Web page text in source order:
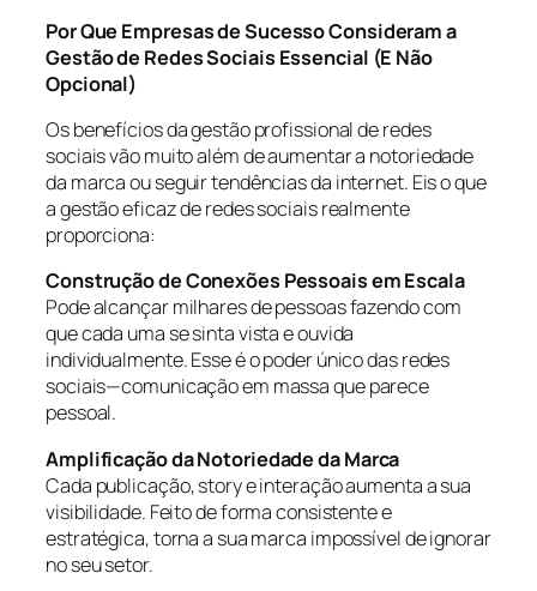
Por Que Empresas de Sucesso Consideram a
Gestão de Redes Sociais Essencial (E Não
Opcional)
Os benefícios da gestão profissional de redes
sociais vão muito além de aumentar a notoriedade
da marca ou seguir tendências da internet. Eis o que
a gestão eficaz de redes sociais realmente
proporciona:
Construção de Conexões Pessoais em Escala
Pode alcançar milhares de pessoas fazendo com
que cada uma se sinta vista e ouvida
individualmente. Esse é o poder único das redes
sociais—comunicação em massa que parece
pessoal.
Amplificação da Notoriedade da Marca
Cada publicação, story e interação aumenta a sua
visibilidade. Feito de forma consistente e
estratégica, torna a sua marca impossível de ignorar
no seu setor.